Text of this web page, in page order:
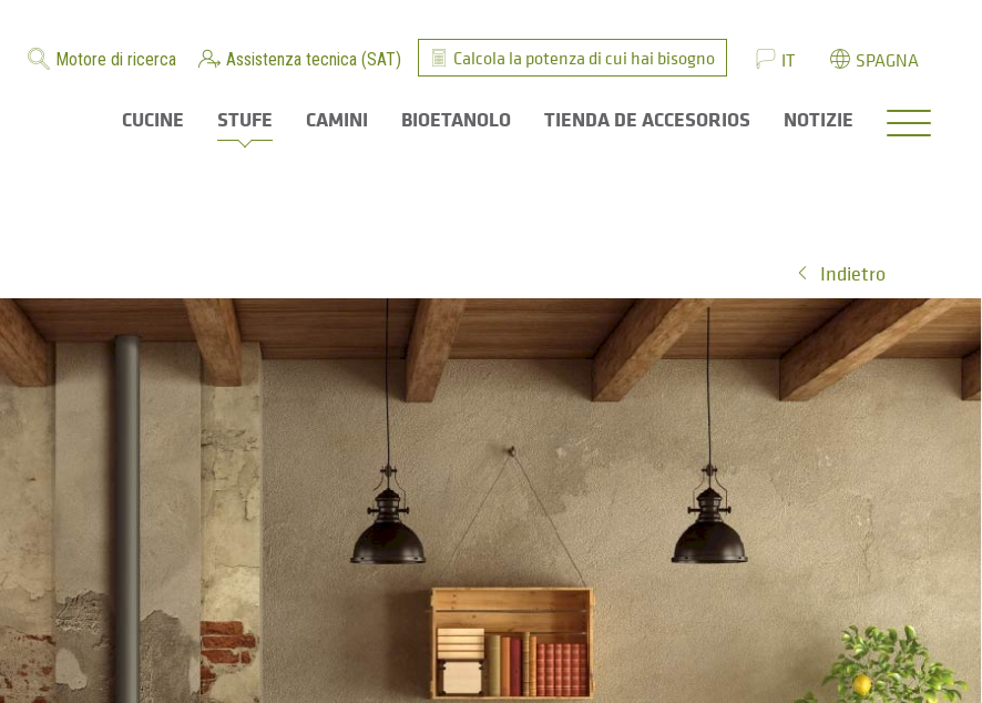
Motore di ricerca Assistenza tecnica (SAT) Calcola la potenza di cui hai bisogno IT SPAGNA
CUCINE STUFE CAMINI BIOETANOLO TIENDA DE ACCESORIOS NOTIZIE
Indietro